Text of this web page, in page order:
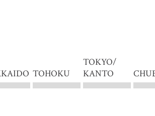
TOHOKU
TOKYO/
KANTO